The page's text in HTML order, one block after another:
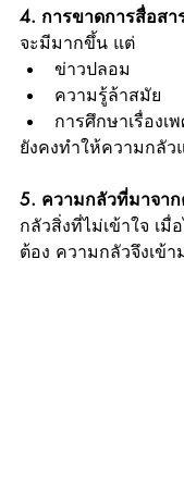
4. การขาดการสื่อสา
จะมีมากขึ้น แต่
ข่าวปลอม
ความรู้ล้าสมัย
การศึกษาเรื่อง
ยังคงทำให้ความกลัว
5. ความกลัวที่มาจา
กลัวสิ่งที่ไม่เข้าใจ เ
ต้อง ความกลัวจึงเข้